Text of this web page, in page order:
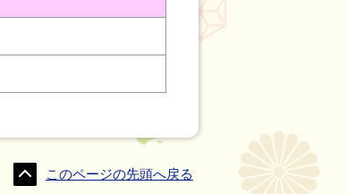
このページの先頭へ戻る